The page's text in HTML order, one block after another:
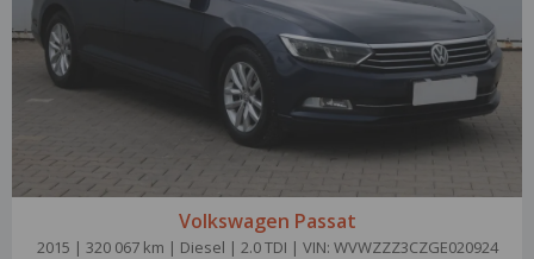
Volkswagen Passat
2015 | 320 067 km | Diesel | 2.0 TDI | VIN: WVWZZZ3CZGE020924